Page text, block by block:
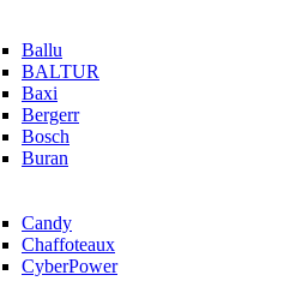
Ballu
BALTUR
Baxi
Bergerr
Bosch
Buran
Candy
Chaffoteaux
CyberPower